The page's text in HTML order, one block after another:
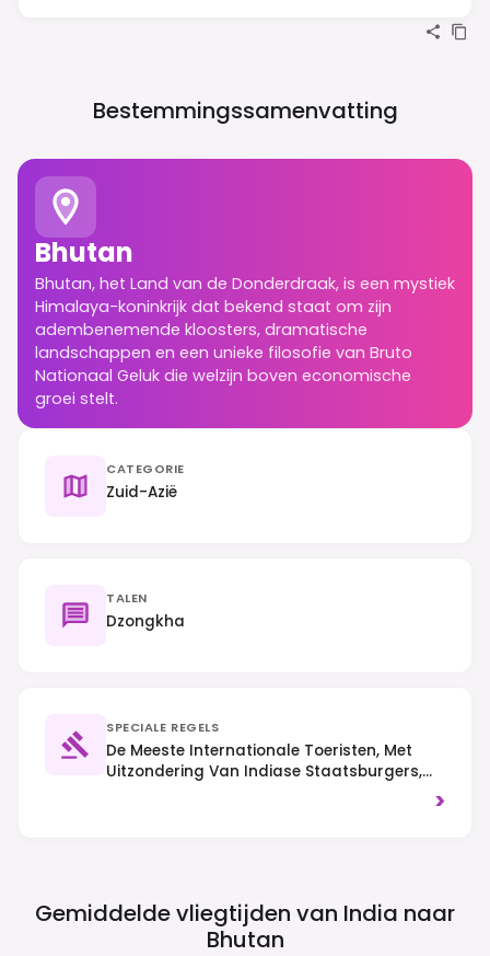
Bestemmingssamenvatting
Bhutan
Bhutan, het Land van de Donderdraak, is een mystiek
Himalaya-koninkrijk dat bekend staat om zijn
adembenemende kloosters, dramatische
landschappen en een unieke filosofie van Bruto
Nationaal Geluk die welzijn boven economische
groei stelt.
CATEGORIE
Zuid-Azië
TALEN
Dzongkha
SPECIALE REGELS
De Meeste Internationale Toeristen, Met
Uitzondering Van Indiase Staatsburgers,
Touroperator En Een Dagelijkse Sustainable
Religieuze Plaatsen. Rechts Verkeer.
>
Gemiddelde vliegtijden van India naar
Bhutan